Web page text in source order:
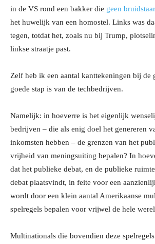
in de VS rond een bakker die geen
het huwelijk van een homostel. Links was
tegen, totdat het, zoals nu bij Trump,
linkse straatje past.
Zelf heb ik een aantal kanttekeningen bij de
goede stap is van de techbedrijven.
Namelijk: in hoeverre is het eigenlijk
bedrijven – die als enig doel het genereren
inkomsten hebben – de grenzen van het
vrijheid van meningsuiting bepalen? In
dat het publieke debat, en de publieke
debat plaatsvindt, in feite voor een
wordt door een klein aantal Amerikaanse
spelregels bepalen voor vrijwel de hele
Multinationals die bovendien deze